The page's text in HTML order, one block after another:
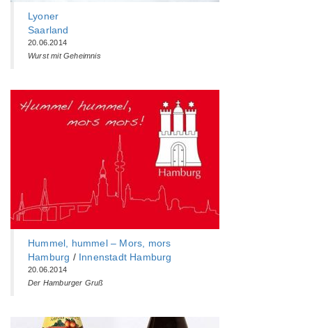
Lyoner
Saarland
20.06.2014
Wurst mit Geheimnis
Hummel, hummel – Mors, mors
Hamburg / Innenstadt Hamburg
20.06.2014
Der Hamburger Gruß